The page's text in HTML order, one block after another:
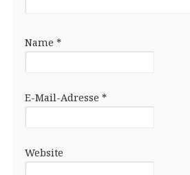
Name *
E-Mail-Adresse *
Website